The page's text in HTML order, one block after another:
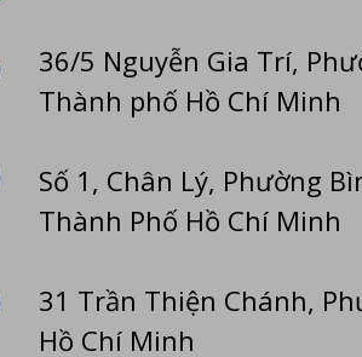
36/5 Nguyễn Gia Trí,
Thành phố Hồ Chí Minh
Số 1, Chân Lý, Phường
Thành Phố Hồ Chí Minh
31 Trần Thiện Chánh,
Hồ Chí Minh